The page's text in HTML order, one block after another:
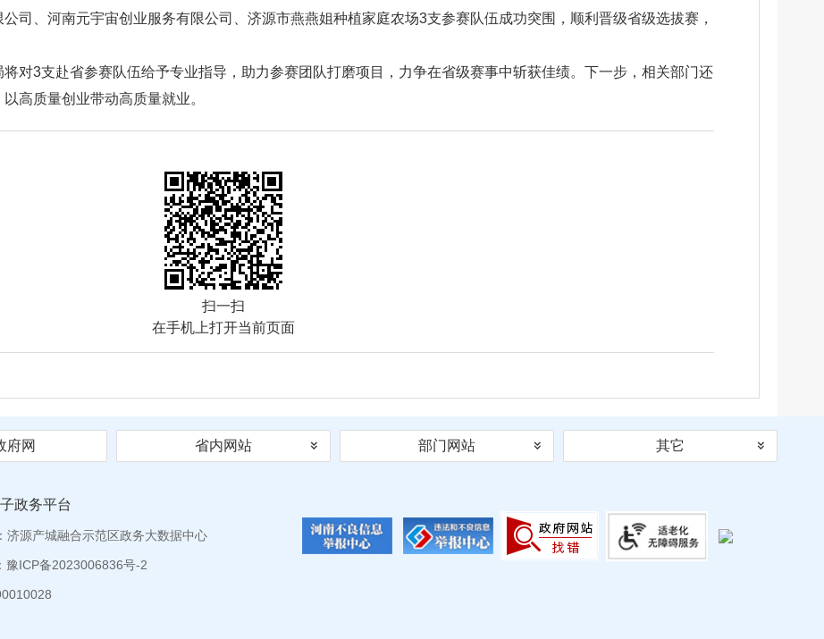
司、河南元宇宙创业服务有限公司、济源市燕燕姐种植家庭农场3支参赛队伍成功突围，顺利晋级省级选拔赛，
对3支赴省参赛队伍给予专业指导，助力参赛团队打磨项目，力争在省级赛事中斩获佳绩。下一步，相关部门还
高质量创业带动高质量就业。
扫一扫
在手机上打开当前页面
府网 省内网站 部门网站 其它
政务平台
济源产城融合示范区政务大数据中心
豫ICP备2023006836号-2